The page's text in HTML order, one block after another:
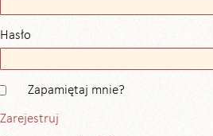
Hasło
Zapamiętaj mnie?
Zarejestruj